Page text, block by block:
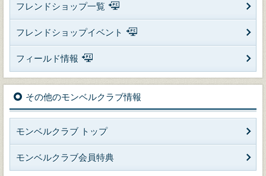
フレンドショップ一覧
フレンドショップイベント
フィールド情報
その他のモンベルクラブ情報
モンベルクラブ トップ
モンベルクラブ会員特典